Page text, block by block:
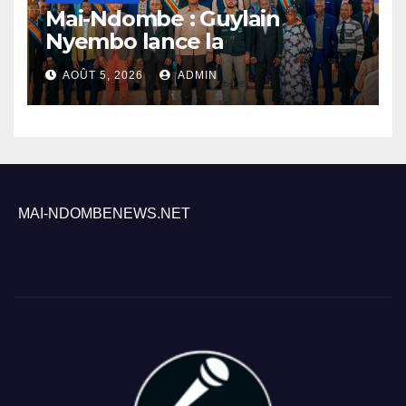
Mai-Ndombe : Guylain
Nyembo lance la
sensibilisation au deuxième
recensement général à
Inongo
AOÛT 5, 2026 ADMIN
MAI-NDOMBENEWS.NET